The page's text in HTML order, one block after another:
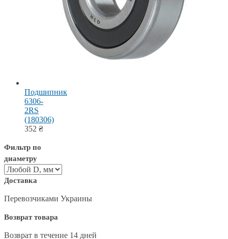
Подшипник
6306-
2RS
(180306)
352 ₴
Фильтр по
диаметру
Доставка
Перевозчиками Украины
Возврат товара
Возврат в течение 14 дней